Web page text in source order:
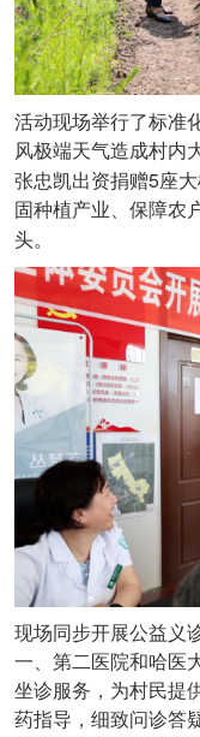
活动现场举行了标准
风极端天气造成村内
张忠凯出资捐赠5座
固种植产业、保障农
头。
现场同步开展公益义
一、第二医院和哈医
坐诊服务，为村民提
药指导，细致问诊答